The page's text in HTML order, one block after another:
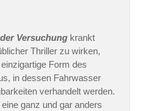
Versuchungkrankt
Thriller zu wirken,
Form des
in dessen Fahrwasser
verhandelt werden.
ganz und gar anders